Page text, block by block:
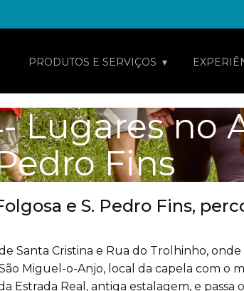
PRODUTOS E SERVIÇOS
Lugares no
Fins
e S. Pedro Fins,
Cristina e Rua do Trolhinho, onde
Miguel-o-Anjo, local da capela com o
Estrada Real, antiga estalagem, e